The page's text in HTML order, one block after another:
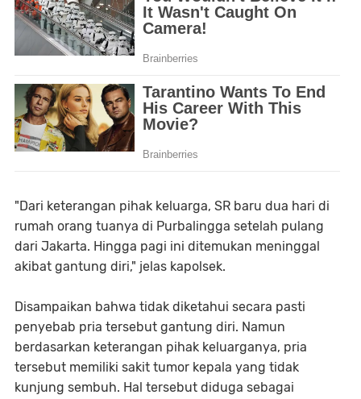
"Dari keterangan pihak keluarga, SR baru dua hari di
rumah orang tuanya di Purbalingga setelah pulang
dari Jakarta. Hingga pagi ini ditemukan meninggal
akibat gantung diri," jelas kapolsek.
Disampaikan bahwa tidak diketahui secara pasti
penyebab pria tersebut gantung diri. Namun
berdasarkan keterangan pihak keluarganya, pria
tersebut memiliki sakit tumor kepala yang tidak
kunjung sembuh. Hal tersebut diduga sebagai